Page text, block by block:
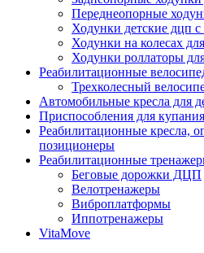
Переднеопорные
Ходунки детские дцп
Ходунки на колесах
Ходунки роллаторы
Реабилитационные
Трехколесный
Автомобильные кресла для
Приспособления для
Реабилитационные кресла,
позиционеры
Реабилитационные
Беговые дорожки ДЦП
Велотренажеры
Виброплатформы
Иппотренажеры
VitaMove